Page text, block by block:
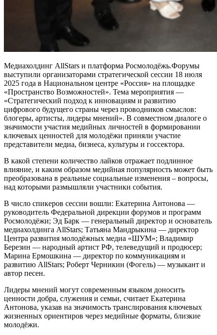
Медиахолдинг AllStars и платформа Росмолодёжь.Форумы
выступили организаторами стратегической сессии 18 июля
2025 года в Национальном центре «Россия» на площадке
«Пространство Возможностей». Тема мероприятия —
«Стратегический подход к инновациям и развитию
цифрового будущего страны через проводников смыслов:
блогеры, артисты, лидеры мнений». В совместном диалоге о
значимости участия медийных личностей в формировании
ключевых ценностей для молодёжи приняли участие
представители медиа, бизнеса, культуры и госсектора.
В какой степени количество лайков отражает подлинное
влияние, и каким образом медийная популярность может быть
преобразована в реальные социальные изменения – вопросы,
над которыми размышляли участники события.
В число спикеров сессии вошли: Екатерина Антонова —
руководитель Федеральной дирекции форумов и программ
Росмолодёжи; Эд Барк — генеральный директор и основатель
медиахолдинга AllStars; Татьяна Мандрыкина — директор
Центра развития молодёжных медиа «ШУМ»; Владимир
Березин — народный артист РФ, телеведущий и продюсер;
Марина Ермошкина — директор по коммуникациям и
развитию AllStars; Роберт Черникин (Фогель) — музыкант и
автор песен.
Лидеры мнений могут современным языком доносить
ценности добра, служения и семьи, считает Екатерина
Антонова, указав на значимость транслирования ключевых
жизненных ориентиров через медийные форматы, близкие
молодёжи.